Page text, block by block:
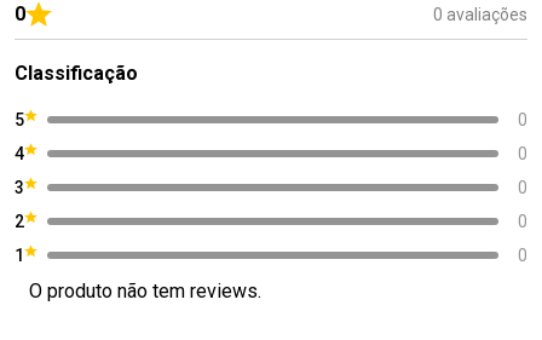
0 0 avaliações
Classificação
5
0
4
0
3
0
2
0
1
0
O produto não tem reviews.